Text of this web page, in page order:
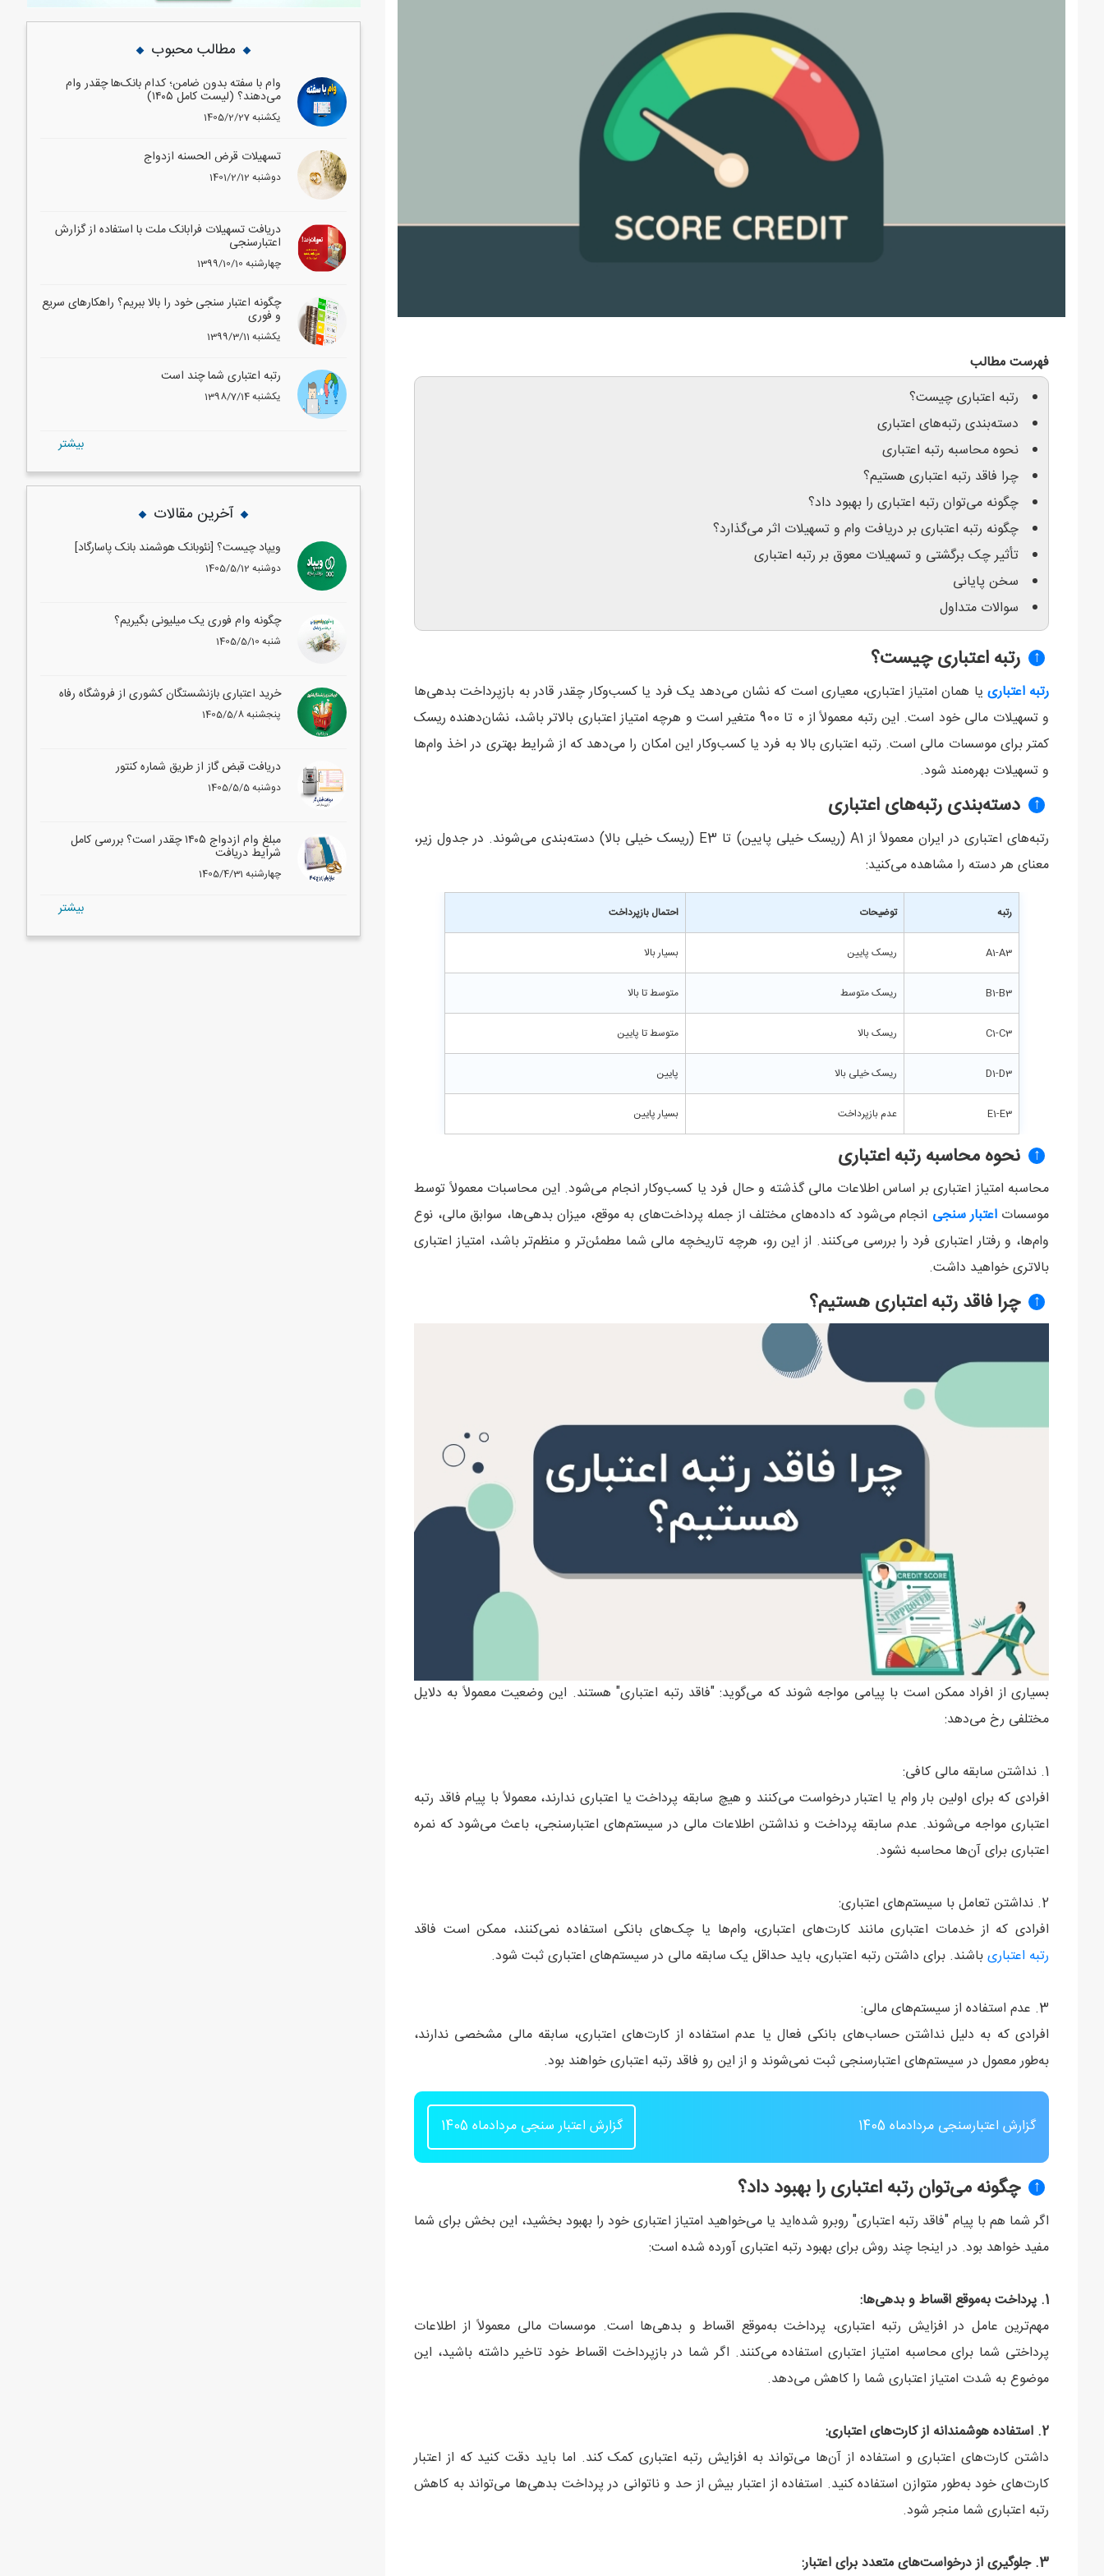
فهرست مطالب
رتبه اعتباری چیست؟
دسته‌بندی رتبه‌های اعتباری
نحوه محاسبه رتبه اعتباری
چرا فاقد رتبه اعتباری هستیم؟
چگونه می‌توان رتبه اعتباری را بهبود داد؟
چگونه رتبه اعتباری بر دریافت وام و تسهیلات اثر می‌گذارد؟
تأثیر چک برگشتی و تسهیلات معوق بر رتبه اعتباری
سخن پایانی
سوالات متداول
↑ رتبه اعتباری چیست؟
رتبه اعتباری یا همان امتیاز اعتباری، معیاری است که نشان می‌دهد یک فرد یا کسب‌وکار چقدر قادر به بازپرداخت بدهی‌ها
و تسهیلات مالی خود است. این رتبه معمولاً از 0 تا 900 متغیر است و هرچه امتیاز اعتباری بالاتر باشد، نشان‌دهنده ریسک
کمتر برای موسسات مالی است. رتبه اعتباری بالا به فرد یا کسب‌وکار این امکان را می‌دهد که از شرایط بهتری در اخذ وام‌ها
و تسهیلات بهره‌مند شود.
↑ دسته‌بندی رتبه‌های اعتباری
رتبه‌های اعتباری در ایران معمولاً از A1 (ریسک خیلی پایین) تا E3 (ریسک خیلی بالا) دسته‌بندی می‌شوند. در جدول زیر،
معنای هر دسته را مشاهده می‌کنید:
رتبه توضیحات احتمال بازپرداخت
A1-A3 ریسک پایین بسیار بالا
B1-B3 ریسک متوسط متوسط تا بالا
C1-C3 ریسک بالا متوسط تا پایین
D1-D3 ریسک خیلی بالا پایین
E1-E3 عدم بازپرداخت بسیار پایین
↑ نحوه محاسبه رتبه اعتباری
محاسبه امتیاز اعتباری بر اساس اطلاعات مالی گذشته و حال فرد یا کسب‌وکار انجام می‌شود. این محاسبات معمولاً توسط
موسساتاعتبار سنجی انجام می‌شود که داده‌های مختلف از جمله پرداخت‌های به موقع، میزان بدهی‌ها، سوابق مالی، نوع
وام‌ها، و رفتار اعتباری فرد را بررسی می‌کنند. از این رو، هرچه تاریخچه مالی شما مطمئن‌تر و منظم‌تر باشد، امتیاز اعتباری
بالاتری خواهید داشت.
↑ چرا فاقد رتبه اعتباری هستیم؟
بسیاری از افراد ممکن است با پیامی مواجه شوند که می‌گوید: "فاقد رتبه اعتباری" هستند. این وضعیت معمولاً به دلایل
مختلفی رخ می‌دهد:
1. نداشتن سابقه مالی کافی:
افرادی که برای اولین بار وام یا اعتبار درخواست می‌کنند و هیچ سابقه پرداخت یا اعتباری ندارند، معمولاً با پیام فاقد رتبه
اعتباری مواجه می‌شوند. عدم سابقه پرداخت و نداشتن اطلاعات مالی در سیستم‌های اعتبارسنجی، باعث می‌شود که نمره
اعتباری برای آن‌ها محاسبه نشود.
2. نداشتن تعامل با سیستم‌های اعتباری:
افرادی که از خدمات اعتباری مانند کارت‌های اعتباری، وام‌ها یا چک‌های بانکی استفاده نمی‌کنند، ممکن است فاقد
رتبه اعتباریباشند. برای داشتن رتبه اعتباری، باید حداقل یک سابقه مالی در سیستم‌های اعتباری ثبت شود.
3. عدم استفاده از سیستم‌های مالی:
افرادی که به دلیل نداشتن حساب‌های بانکی فعال یا عدم استفاده از کارت‌های اعتباری، سابقه مالی مشخصی ندارند،
به‌طور معمول در سیستم‌های اعتبارسنجی ثبت نمی‌شوند و از این رو فاقد رتبه اعتباری خواهند بود.
گزارش اعتبارسنجی مردادماه 1405 گزارش اعتبار سنجی مردادماه 1405
↑ چگونه می‌توان رتبه اعتباری را بهبود داد؟
اگر شما هم با پیام "فاقد رتبه اعتباری" روبرو شده‌اید یا می‌خواهید امتیاز اعتباری خود را بهبود بخشید، این بخش برای شما
مفید خواهد بود. در اینجا چند روش برای بهبود رتبه اعتباری آورده شده است:
1. پرداخت به‌موقع اقساط و بدهی‌ها:
مهم‌ترین عامل در افزایش رتبه اعتباری، پرداخت به‌موقع اقساط و بدهی‌ها است. موسسات مالی معمولاً از اطلاعات
پرداختی شما برای محاسبه امتیاز اعتباری استفاده می‌کنند. اگر شما در بازپرداخت اقساط خود تاخیر داشته باشید، این
موضوع به شدت امتیاز اعتباری شما را کاهش می‌دهد.
2. استفاده هوشمندانه از کارت‌های اعتباری:
داشتن کارت‌های اعتباری و استفاده از آن‌ها می‌تواند به افزایش رتبه اعتباری کمک کند. اما باید دقت کنید که از اعتبار
کارت‌های خود به‌طور متوازن استفاده کنید. استفاده از اعتبار بیش از حد و ناتوانی در پرداخت بدهی‌ها می‌تواند به کاهش
رتبه اعتباری شما منجر شود.
3. جلوگیری از درخواست‌های متعدد برای اعتبار:
مطالب محبوب
وام با سفته بدون ضامن؛ کدام بانک‌ها چقدر وام
می‌دهند؟ (لیست کامل ۱۴۰۵)
1405/2/27 یکشنبه
تسهیلات قرض الحسنه ازدواج
1401/2/12 دوشنبه
دریافت تسهیلات فرابانک ملت با استفاده از گزارش
اعتبارسنجی
1399/10/10 چهارشنبه
چگونه اعتبار سنجی خود را بالا ببریم؟ راهکارهای سریع
و فوری
1399/3/11 یکشنبه
رتبه اعتباری شما چند است
1398/7/14 یکشنبه
بيشتر
آخرین مقالات
ویپاد چیست؟ [نئوبانک هوشمند بانک پاسارگاد]
1405/5/12 دوشنبه
چگونه وام فوری یک میلیونی بگیریم؟
1405/5/10 شنبه
خرید اعتباری بازنشستگان کشوری از فروشگاه رفاه
1405/5/8 پنجشنبه
دریافت قبض گاز از طریق شماره کنتور
1405/5/5 دوشنبه
مبلغ وام ازدواج ۱۴۰۵ چقدر است؟ بررسی کامل
شرایط دریافت
1405/4/31 چهارشنبه
بيشتر